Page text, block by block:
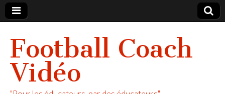
Football Coach
Vidéo